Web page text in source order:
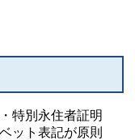
特別永住者証明
ット表記が原則